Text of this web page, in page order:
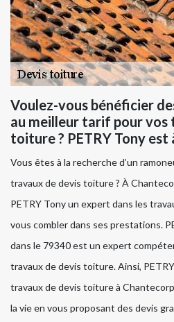
Voulez-vous bénéficier
au meilleur tarif pour vos
toiture ? PETRY Tony
Vous êtes à la recherche d’un
travaux de devis toiture ? À
PETRY Tony un expert dans les
vous combler dans ses prestations.
dans le 79340 est un expert
travaux de devis toiture. Ainsi,
travaux de devis toiture à
la vie en vous proposant des devis